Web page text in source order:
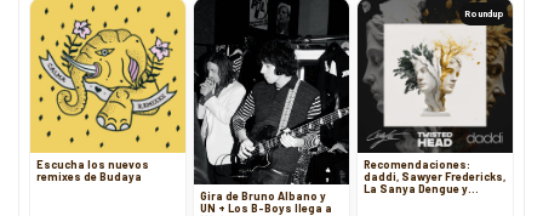
Escucha los nuevos
remixes de Budaya
Gira de Bruno Albano y
UN + Los B-Boys llega a
Roundup
Recomendaciones:
daddi, Sawyer Fredericks,
La Sanya Dengue y